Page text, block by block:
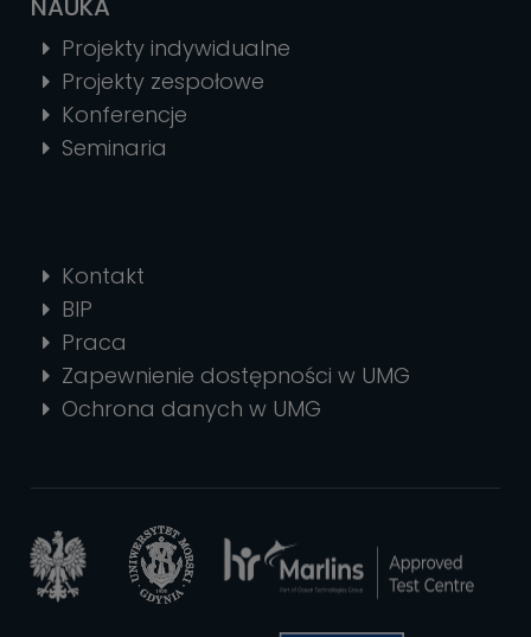
NAUKA
Projekty indywidualne
Projekty zespołowe
Konferencje
Seminaria
Kontakt
BIP
Praca
Zapewnienie dostępności w UMG
Ochrona danych w UMG